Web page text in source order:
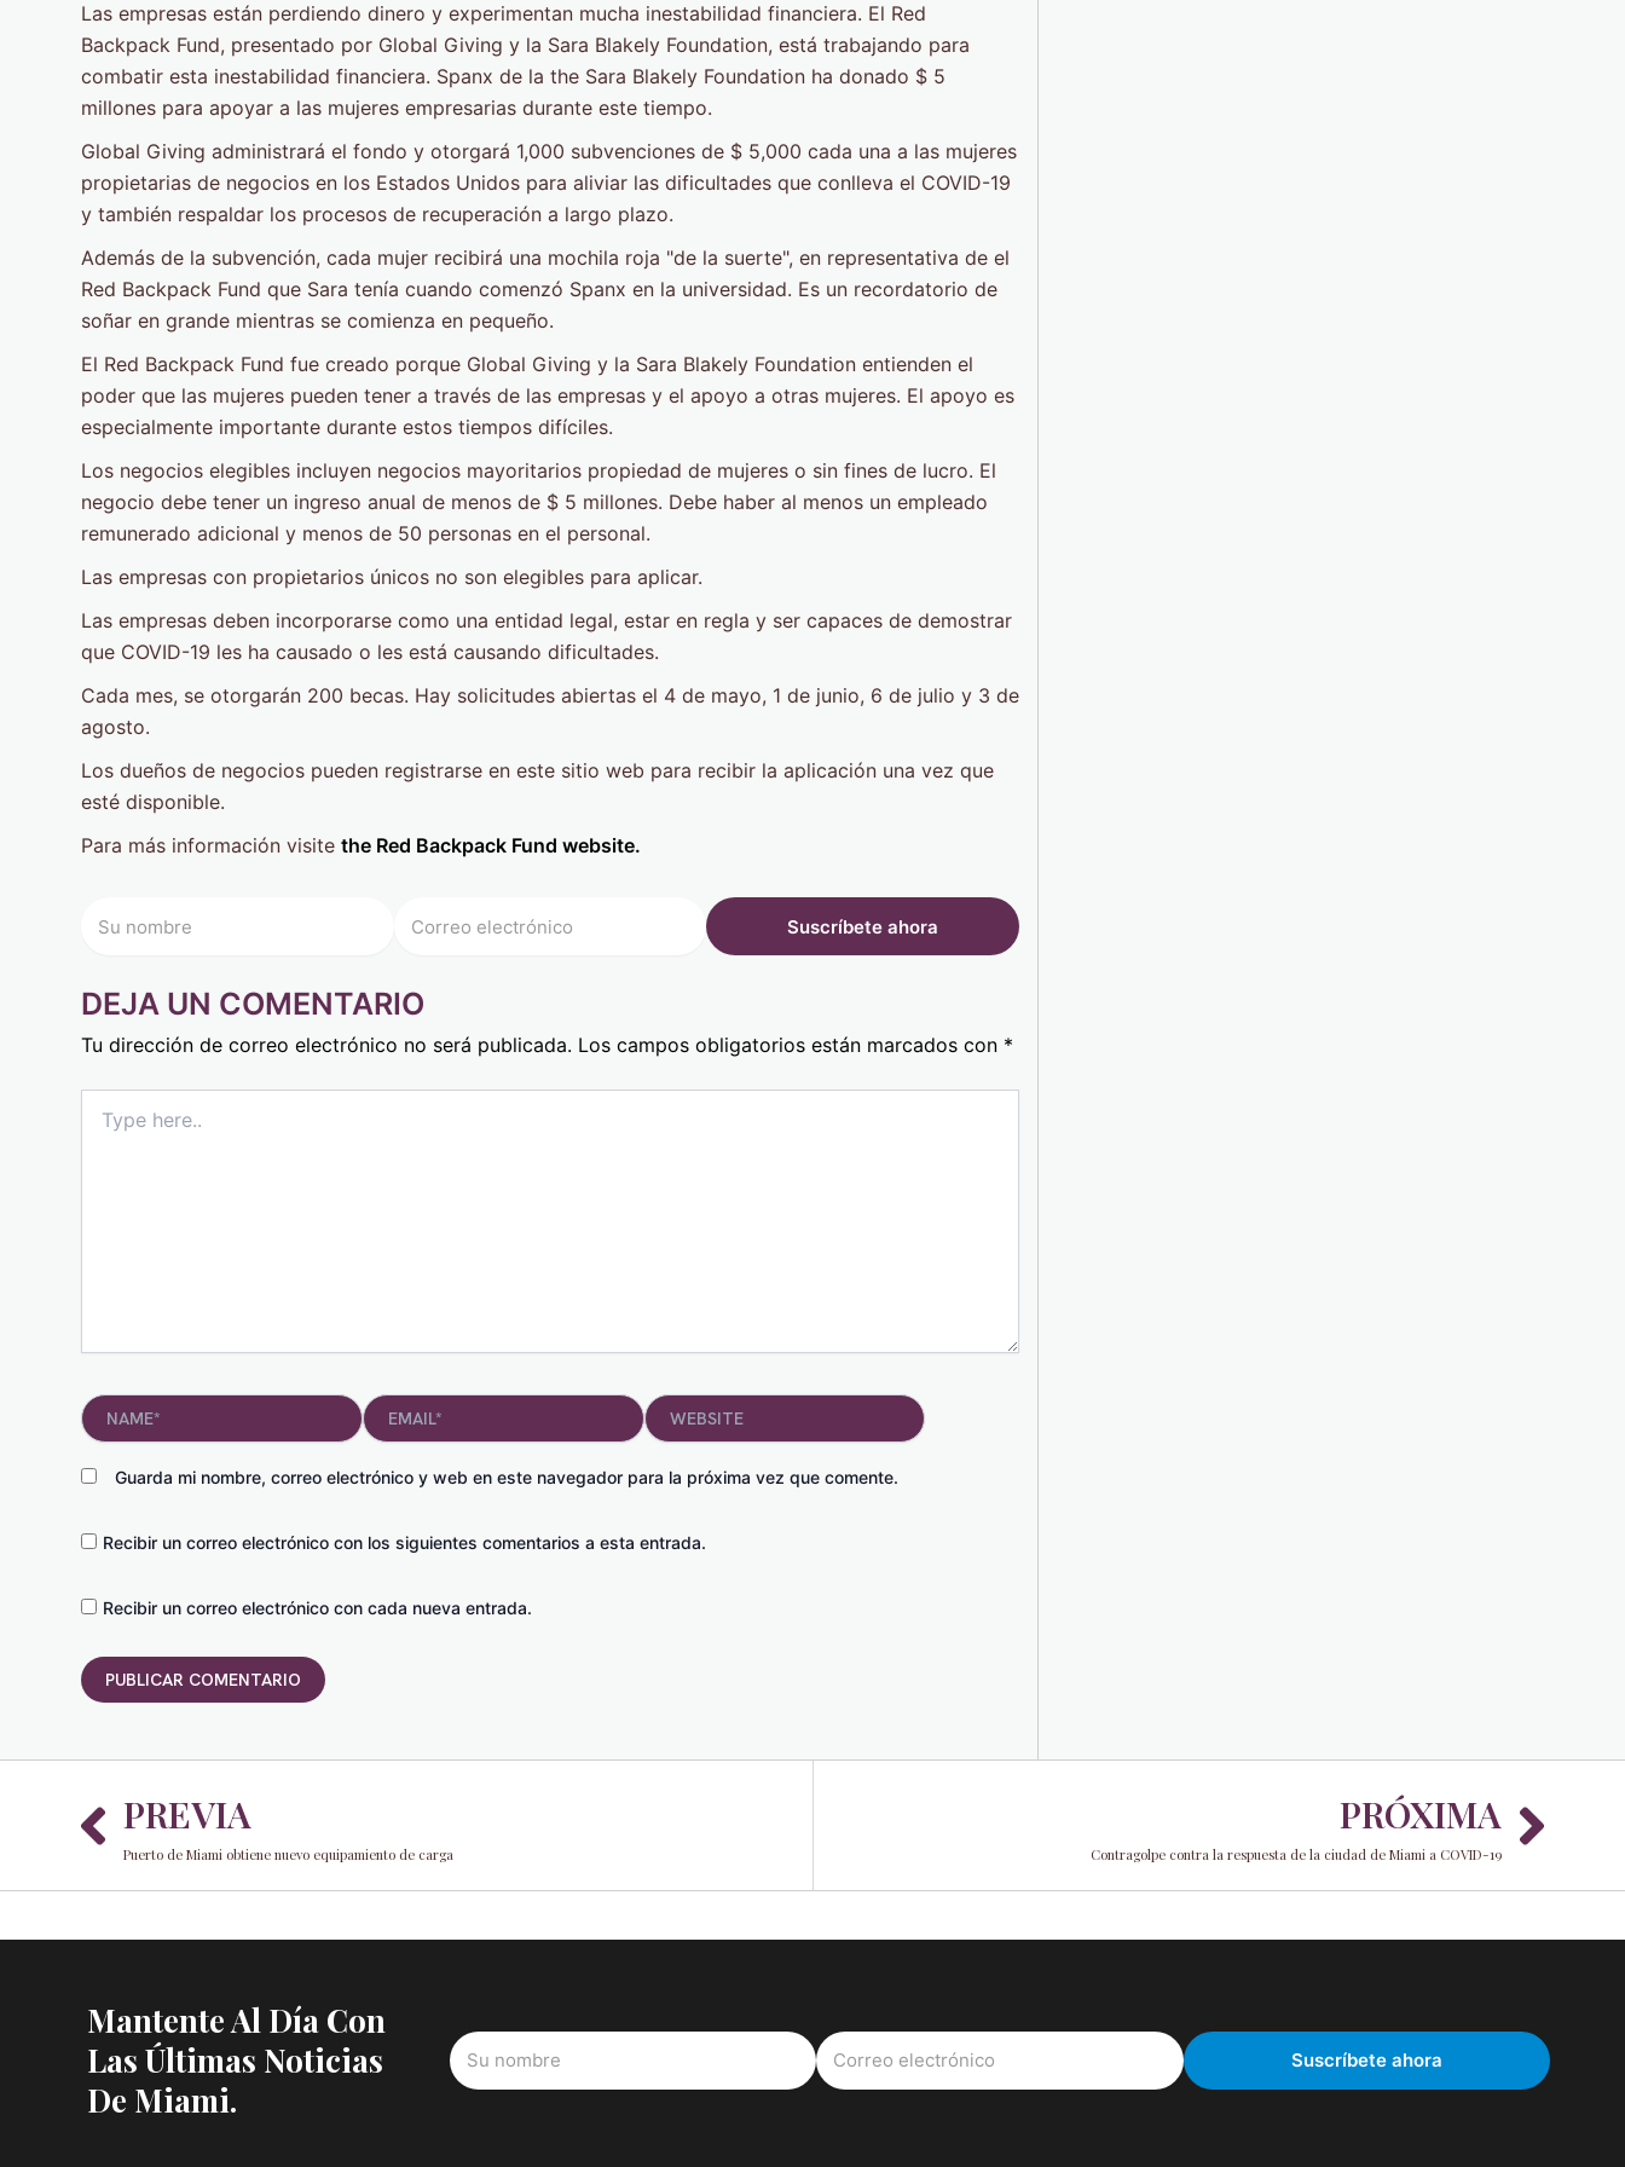
Las empresas están perdiendo dinero y experimentan mucha inestabilidad financiera. El Red
Backpack Fund, presentado por Global Giving y la Sara Blakely Foundation, está trabajando para
combatir esta inestabilidad financiera. Spanx de la the Sara Blakely Foundation ha donado $ 5
millones para apoyar a las mujeres empresarias durante este tiempo.
Global Giving administrará el fondo y otorgará 1,000 subvenciones de $ 5,000 cada una a las mujeres
propietarias de negocios en los Estados Unidos para aliviar las dificultades que conlleva el COVID-19
y también respaldar los procesos de recuperación a largo plazo.
Además de la subvención, cada mujer recibirá una mochila roja "de la suerte", en representativa de el
Red Backpack Fund que Sara tenía cuando comenzó Spanx en la universidad. Es un recordatorio de
soñar en grande mientras se comienza en pequeño.
El Red Backpack Fund fue creado porque Global Giving y la Sara Blakely Foundation entienden el
poder que las mujeres pueden tener a través de las empresas y el apoyo a otras mujeres. El apoyo es
especialmente importante durante estos tiempos difíciles.
Los negocios elegibles incluyen negocios mayoritarios propiedad de mujeres o sin fines de lucro. El
negocio debe tener un ingreso anual de menos de $ 5 millones. Debe haber al menos un empleado
remunerado adicional y menos de 50 personas en el personal.
Las empresas con propietarios únicos no son elegibles para aplicar.
Las empresas deben incorporarse como una entidad legal, estar en regla y ser capaces de demostrar
que COVID-19 les ha causado o les está causando dificultades.
Cada mes, se otorgarán 200 becas. Hay solicitudes abiertas el 4 de mayo, 1 de junio, 6 de julio y 3 de
agosto.
Los dueños de negocios pueden registrarse en este sitio web para recibir la aplicación una vez que
esté disponible.
Para más información visite the Red Backpack Fund website.
DEJA UN COMENTARIO
Tu dirección de correo electrónico no será publicada. Los campos obligatorios están marcados con *
here..
Name* Email*
Guarda mi nombre, correo electrónico y web en este navegador para la próxima vez que comente.
Website
Recibir un correo electrónico con los siguientes comentarios a esta entrada.
Recibir un correo electrónico con cada nueva entrada.
Prev
PREVIA
Puerto de Miami obtiene nuevo equipamiento de carga
PRÓXIMA
Contragolpe contra la respuesta de la ciudad de Miami a COVID-19
Mantente Al Día Con
Las Últimas Noticias
De Miami.